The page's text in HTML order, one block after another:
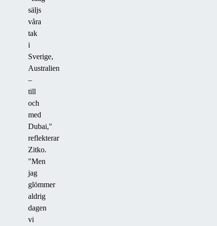
säljs
våra
tak
i
Sverige,
Australien
–
till
och
med
Dubai,"
reflekterar
Zitko.
"Men
jag
glömmer
aldrig
dagen
vi